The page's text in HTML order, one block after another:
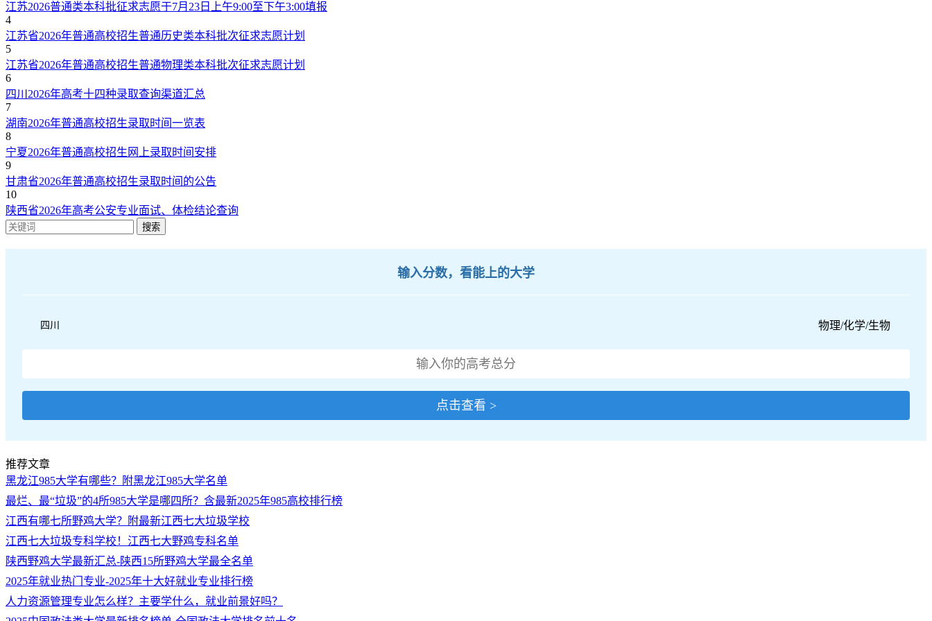
江苏2026普通类本科批征求志愿于7月23日上午9:00至下午3:00填报
4
江苏省2026年普通高校招生普通历史类本科批次征求志愿计划
5
江苏省2026年普通高校招生普通物理类本科批次征求志愿计划
6
四川2026年高考十四种录取查询渠道汇总
7
湖南2026年普通高校招生录取时间一览表
8
宁夏2026年普通高校招生网上录取时间安排
9
甘肃省2026年普通高校招生录取时间的公告
10
陕西省2026年高考公安专业面试、体检结论查询
搜索
输入分数，看能上的大学
四川 物理/化学/生物
点击查看 >
推荐文章
黑龙江985大学有哪些？附黑龙江985大学名单
最烂、最“垃圾”的4所985大学是哪四所？含最新2025年985高校排行榜
江西有哪七所野鸡大学？附最新江西七大垃圾学校
江西七大垃圾专科学校！江西七大野鸡专科名单
陕西野鸡大学最新汇总-陕西15所野鸡大学最全名单
2025年就业热门专业-2025年十大好就业专业排行榜
人力资源管理专业怎么样？主要学什么，就业前景好吗？